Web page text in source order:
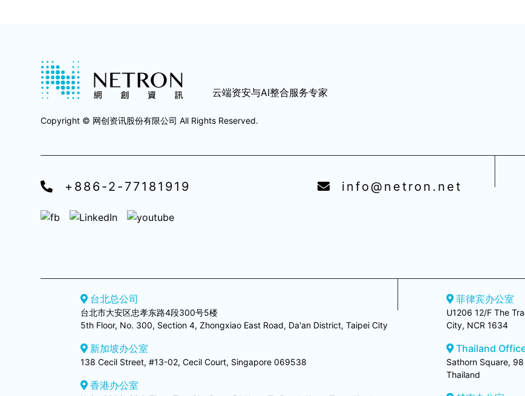
云端资安与AI整合服务专家
Copyright © 网创资讯股份有限公司 All Rights Reserved.
+886-2-77181919 info@netron.net
台北总公司
台北市大安区忠孝东路4段300号5楼
5th Floor, No. 300, Section 4, Zhongxiao East Road, Da'an District, Taipei City
新加坡办公室
138 Cecil Street, #13-02, Cecil Court, Singapore 069538
香港办公室
菲律宾办公室
U1206 12/F The
City, NCR 1634
Thailand
Sathorn Square,
Thailand